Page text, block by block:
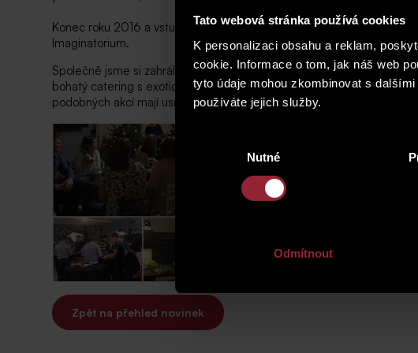
Tato webová stránka používá cookies
K personalizaci obsahu a reklam,
cookie. Informace o tom, jak náš web
tyto údaje mohou zkombinovat s
používáte jejich služby.
Výběr
Nutné
Odmítnout
Konec roku 2016 a vstup do roku nového jsme společně oslavili na
Imaginatorium.
Společně jsme si zahráli několik typů únikových her, kdy spolupráce
bohatý catering s exotickými specialitami z různých zemí světa.
podobných akcí mají usnadněno začlenení do naší společnosti.
Zpět na přehled novinek